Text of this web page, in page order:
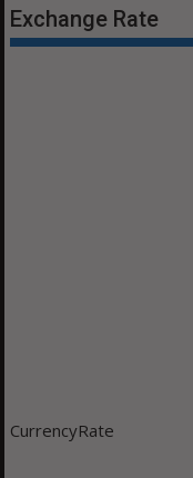
Exchange Rate
CurrencyRate